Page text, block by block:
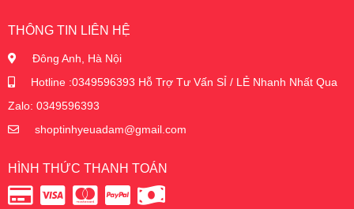
THÔNG TIN LIÊN HỆ
Đông Anh, Hà Nội
Hotline :0349596393 Hỗ Trợ Tư Vấn SỈ / LẺ Nhanh Nhất Qua
Zalo: 0349596393
shoptinhyeuadam@gmail.com
HÌNH THỨC THANH TOÁN